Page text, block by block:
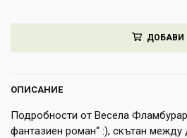
ЗА ГРАДИНАТА
ДОБАВИ
ОПИСАНИЕ
Подробности от Весела
фантазиен роман“ :), скътан между